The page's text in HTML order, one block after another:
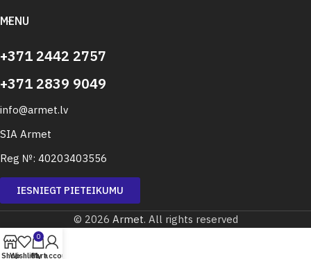
MENU
+371 2442 2757
+371 2839 9049
info@armet.lv
SIA Armet
Reg №: 40203403556
IESNIEGT PIETEIKUMU
© 2026 Armet. All rights reserved
ShopWishlist
0
Cart
My account